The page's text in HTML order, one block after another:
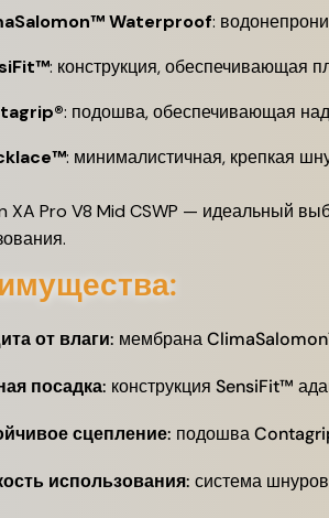
Waterproof:
: конструкция, обеспечивающая
: подошва, обеспечивающая
: минималистичная, крепкая
XA Pro V8 Mid CSWP — идеальный
от влаги: мембрана
посадка: конструкция SensiFit™
сцепление: подошва
использования: система